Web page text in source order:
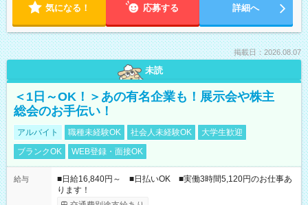
気になる！ 応募する 詳細へ
掲載日：2026.08.07
未読
＜1日～OK！＞あの有名企業も！展示会や株主
総会のお手伝い！
アルバイト 職種未経験OK 社会人未経験OK
大学生歓迎
ブランクOK
WEB登録・面接OK
給与
■日給16,840円～ ■日払いOK ■実働3時間5,120円のお仕事あ
ります！